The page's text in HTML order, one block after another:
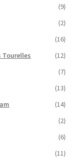
(9)
(2)
(16)
Tourelles
(12)
(7)
(13)
(14)
(2)
(6)
(11)